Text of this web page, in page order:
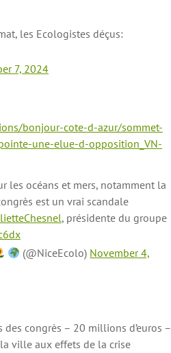
les Ecologistes déçus:
7, 2024
bonjour-cote-d-azur/sommet-
une-elue-d-opposition_VN-
les océans et mers, notamment la
est un vrai scandale
, présidente du groupe
(@NiceEcolo) November 4,
congrès – 20 millions d’euros –
ville aux effets de la crise